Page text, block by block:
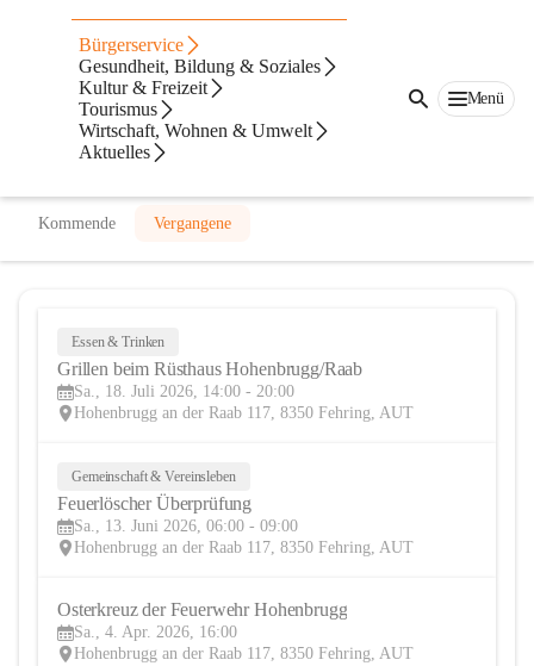
Bürgerservice
Gesundheit, Bildung & Soziales
Kultur & Freizeit
Tourismus
Wirtschaft, Wohnen & Umwelt
Aktuelles
Menü
Freiwillige Feuerwehr Hohenbrugg
@freiwillige-feuerwehr-hohenbrugg
Feuerwehr
Kommende Vergangene
Essen & Trinken
Grillen beim Rüsthaus Hohenbrugg/Raab
Sa., 18. Juli 2026, 14:00 - 20:00
Hohenbrugg an der Raab 117, 8350 Fehring, AUT
Gemeinschaft & Vereinsleben
Feuerlöscher Überprüfung
Sa., 13. Juni 2026, 06:00 - 09:00
Hohenbrugg an der Raab 117, 8350 Fehring, AUT
Osterkreuz der Feuerwehr Hohenbrugg
Sa., 4. Apr. 2026, 16:00
Hohenbrugg an der Raab 117, 8350 Fehring, AUT